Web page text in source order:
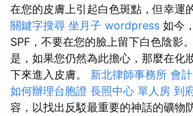
在您的皮膚上引起白色斑點，但幸運
關鍵字搜尋 坐月子 wordpress 如今
SPF，不要在您的臉上留下白色陰影。
是，如果您仍然為此擔心，那麼在化
下來進入皮膚。 新北律師事務所 會
如何辦理台胞證 長照中心 單人房 到
容，以找出反駁最重要的神話的礦物